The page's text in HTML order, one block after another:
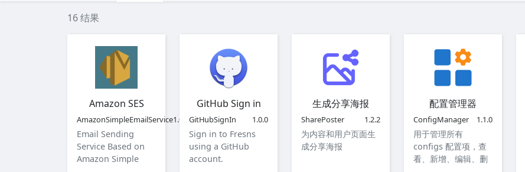
16 结果
Amazon SES
AmazonSimpleEmailService1.0.0
Email Sending
Service Based on
Amazon Simple
GitHub Sign in
GitHubSignIn 1.0.0
Sign in to Fresns
using a GitHub
account.
生成分享海报
SharePoster 1.2.2
为内容和用户页面生
成分享海报
配置管理器
ConfigManager 1.1.0
用于管理所有
configs 配置项，查
看、新增、编辑、删